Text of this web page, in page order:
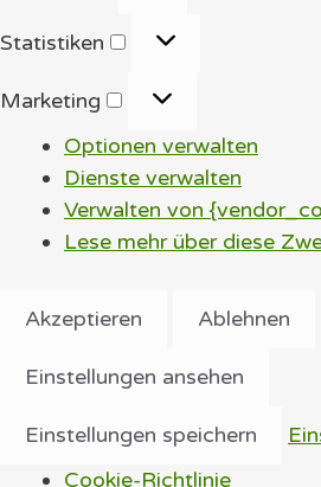
Statistiken
Statistiken
Marketing
Marketing
Optionen verwalten
Dienste verwalten
Verwalten von
Lese mehr über diese
Akzeptieren Ablehnen
Einstellungen ansehen
Einstellungen speichern
Cookie-Richtlinie